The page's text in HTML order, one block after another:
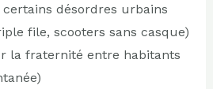
désordres urbains
file, scooters sans casque)
la fraternité entre habitants